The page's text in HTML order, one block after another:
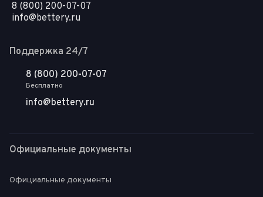
8 (800) 200-07-07
info@bettery.ru
Поддержка 24/7
8 (800) 200-07-07
Бесплатно
info@bettery.ru
Официальные документы
Официальные документы